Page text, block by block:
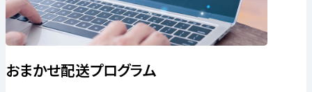
おまかせ配送プログラム